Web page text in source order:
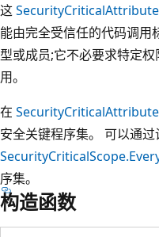
这SecurityCriticalAttribute
能由完全受信任的代码调用
型或成员;它不必要求特定
用。
在 SecurityCriticalAttribute
安全关键程序集。 可以通
序集。
构造函数